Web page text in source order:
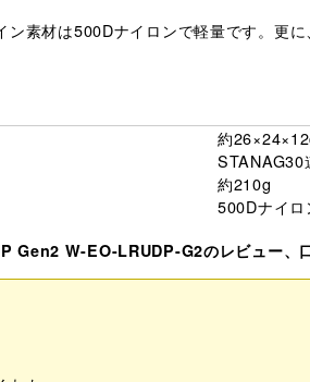
素材は500Dナイロンで軽量です。更
約
STANAG30
約210g
500Dナイロ
W-EO-LRUDP-G2のレビュー、